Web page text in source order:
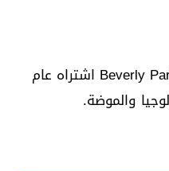
ويمتلك جونسون مجموعة عقارات فاخرة، من بينها قصر في "بيفرلي بارك" Beverly Park اشتراه عام